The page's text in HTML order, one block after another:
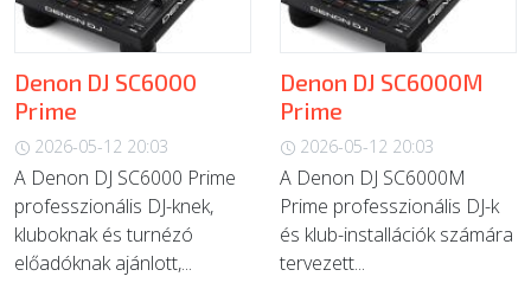
Denon DJ SC6000
Prime
2026-05-12 20:03
A Denon DJ SC6000 Prime
professzionális DJ-knek,
kluboknak és turnézó
előadóknak ajánlott,...
Denon DJ SC6000M
Prime
2026-05-12 20:03
A Denon DJ SC6000M
Prime professzionális DJ-k
és klub-installációk számára
tervezett...